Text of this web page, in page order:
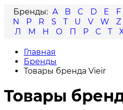
A
B C D E F
N
P R S T U V W Z
Л
М Н О П Р С Т
Главная
Бренды
Товары бренда Vieir
Товары